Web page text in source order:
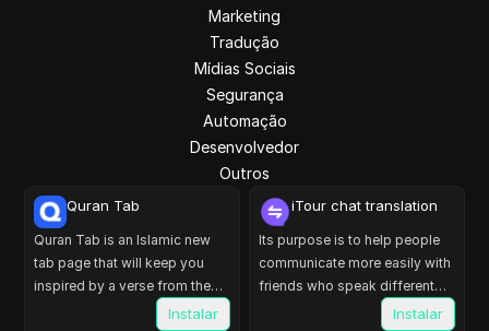
Marketing
Tradução
Mídias Sociais
Segurança
Automação
Desenvolvedor
Outros
Quran Tab
Quran Tab is an Islamic new
tab page that will keep you
inspired by a verse from the
Quran every time you open a
Instalar
iTour chat translation
Its purpose is to help people
communicate more easily with
friends who speak different
Instalar